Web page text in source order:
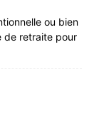
ou bien
de retraite pour